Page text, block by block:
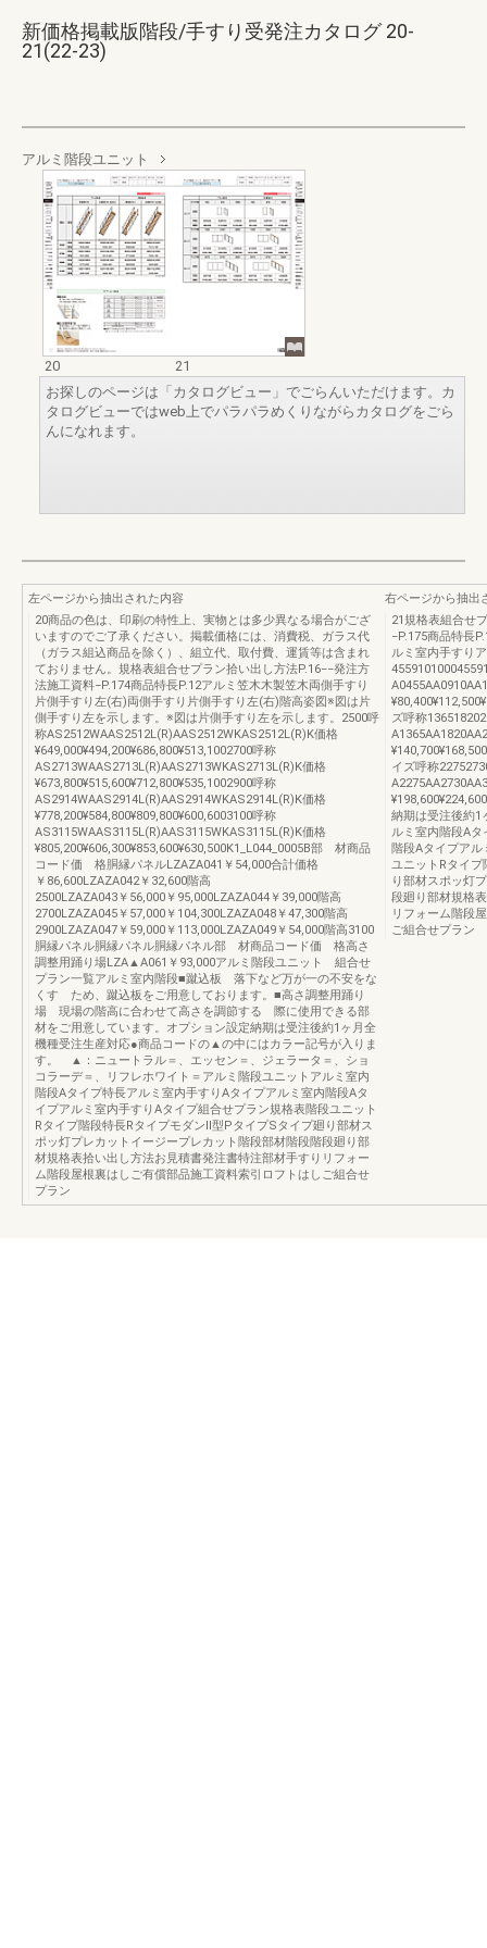
新価格掲載版階段/手すり受発注カタログ 20-
21(22-23)
アルミ階段ユニット
20
21
お探しのページは「カタログビュー」でごらんいただけます。カ
タログビューではweb上でパラパラめくりながらカタログをごら
んになれます。
左ページから抽出された内容
20商品の色は、印刷の特性上、実物とは多少異なる場合がござ
いますのでご了承ください。掲載価格には、消費税、ガラス代
（ガラス組込商品を除く）、組立代、取付費、運賃等は含まれ
ておりません。規格表組合せプラン拾い出し方法P.16−−発注方
法施工資料−P.174商品特長P.12アルミ笠木木製笠木両側手すり
片側手すり左(右)両側手すり片側手すり左(右)階高姿図※図は片
側手すり左を示します。※図は片側手すり左を示します。2500呼
称AS2512WAAS2512L(R)AAS2512WKAS2512L(R)K価格
¥649,000¥494,200¥686,800¥513,1002700呼称
AS2713WAAS2713L(R)AAS2713WKAS2713L(R)K価格
¥673,800¥515,600¥712,800¥535,1002900呼称
AS2914WAAS2914L(R)AAS2914WKAS2914L(R)K価格
¥778,200¥584,800¥809,800¥600,6003100呼称
AS3115WAAS3115L(R)AAS3115WKAS3115L(R)K価格
¥805,200¥606,300¥853,600¥630,500K1_L044_0005B部 材商品
コード価 格胴縁パネルLZAZA041￥54,000合計価格
￥86,600LZAZA042￥32,600階高
2500LZAZA043￥56,000￥95,000LZAZA044￥39,000階高
2700LZAZA045￥57,000￥104,300LZAZA048￥47,300階高
2900LZAZA047￥59,000￥113,000LZAZA049￥54,000階高3100
胴縁パネル胴縁パネル胴縁パネル部 材商品コード価 格高さ
調整用踊り場LZA▲A061￥93,000アルミ階段ユニット 組合せ
プラン一覧アルミ室内階段■蹴込板 落下など万が一の不安をな
くす ため、蹴込板をご用意しております。■高さ調整用踊り
場 現場の階高に合わせて高さを調節する 際に使用できる部
材をご用意しています。オプション設定納期は受注後約1ヶ月全
機種受注生産対応●商品コードの▲の中にはカラー記号が入りま
す。 ▲：ニュートラル＝、エッセン＝、ジェラータ＝、ショ
コラーデ＝、リフレホワイト＝アルミ階段ユニットアルミ室内
階段Aタイプ特長アルミ室内手すりAタイプアルミ室内階段Aタ
イプアルミ室内手すりAタイプ組合せプラン規格表階段ユニット
Rタイプ階段特長RタイプモダンⅡ型PタイプSタイプ廻り部材ス
ポッ灯プレカットイージープレカット階段部材階段階段廻り部
材規格表拾い出し方法お見積書発注書特注部材手すりリフォー
ム階段屋根裏はしご有償部品施工資料索引ロフトはしご組合せ
プラン
右ページから抽出
21規格表組合せ
−P.175商品特長
ルミ室内手すり
ズ呼称
イズ呼称
納期は受注後約1
ルミ室内階段A
階段Aタイプアル
ユニットRタイ
り部材スポッ灯
段廻り部材規格
リフォーム階段
ご組合せプラン